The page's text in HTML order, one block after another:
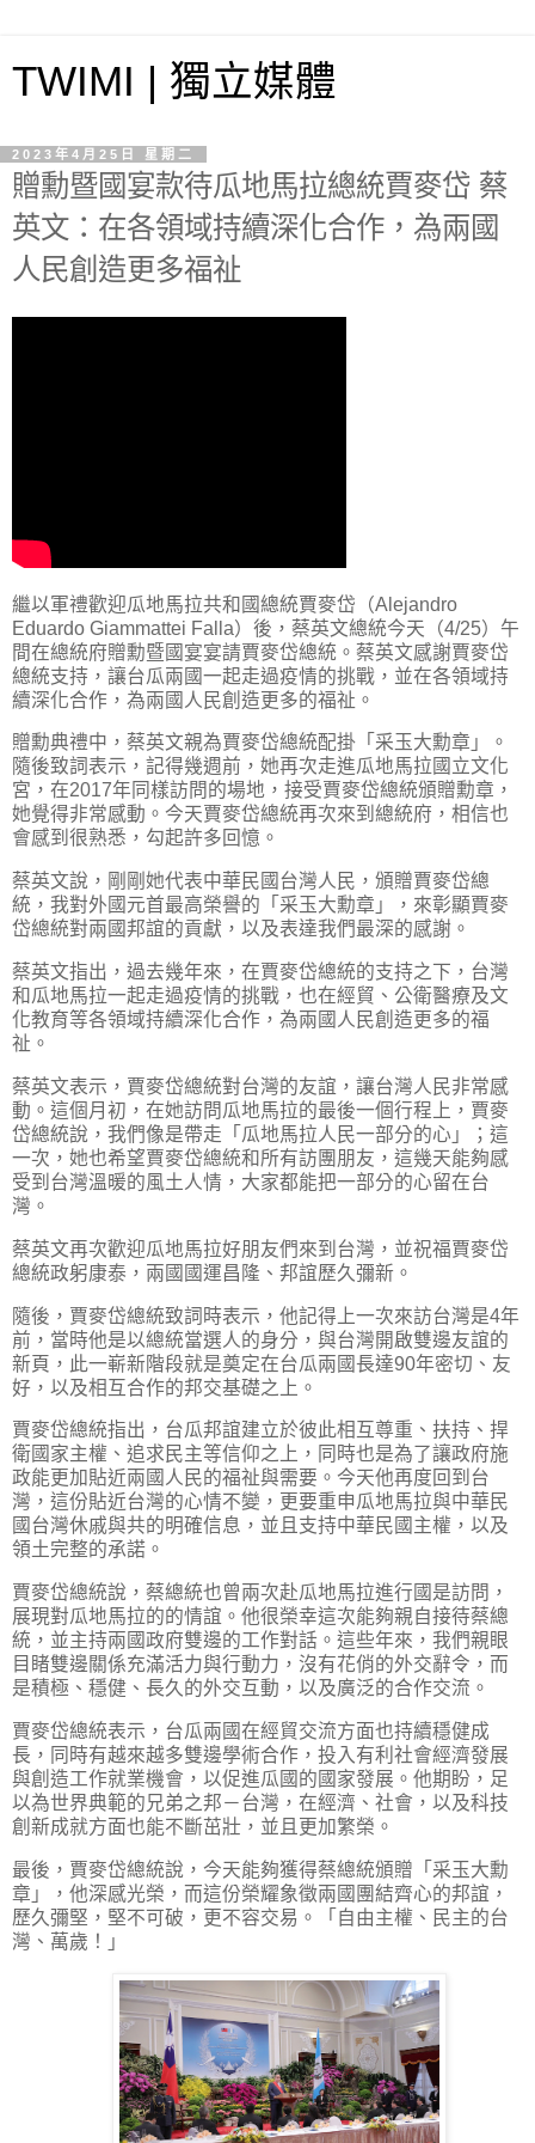
TWIMI | 獨立媒體
2023年4月25日 星期二
贈勳暨國宴款待瓜地馬拉總統賈麥岱 蔡
英文：在各領域持續深化合作，為兩國
人民創造更多福祉
繼以軍禮歡迎瓜地馬拉共和國總統賈麥岱（Alejandro
Eduardo Giammattei Falla）後，蔡英文總統今天（4/25）午
間在總統府贈勳暨國宴宴請賈麥岱總統。蔡英文感謝賈麥岱
總統支持，讓台瓜兩國一起走過疫情的挑戰，並在各領域持
續深化合作，為兩國人民創造更多的福祉。
贈勳典禮中，蔡英文親為賈麥岱總統配掛「采玉大勳章」。
隨後致詞表示，記得幾週前，她再次走進瓜地馬拉國立文化
宮，在2017年同樣訪問的場地，接受賈麥岱總統頒贈勳章，
她覺得非常感動。今天賈麥岱總統再次來到總統府，相信也
會感到很熟悉，勾起許多回憶。
蔡英文說，剛剛她代表中華民國台灣人民，頒贈賈麥岱總
統，我對外國元首最高榮譽的「采玉大勳章」，來彰顯賈麥
岱總統對兩國邦誼的貢獻，以及表達我們最深的感謝。
蔡英文指出，過去幾年來，在賈麥岱總統的支持之下，台灣
和瓜地馬拉一起走過疫情的挑戰，也在經貿、公衛醫療及文
化教育等各領域持續深化合作，為兩國人民創造更多的福
祉。
蔡英文表示，賈麥岱總統對台灣的友誼，讓台灣人民非常感
動。這個月初，在她訪問瓜地馬拉的最後一個行程上，賈麥
岱總統說，我們像是帶走「瓜地馬拉人民一部分的心」；這
一次，她也希望賈麥岱總統和所有訪團朋友，這幾天能夠感
受到台灣溫暖的風土人情，大家都能把一部分的心留在台
灣。
蔡英文再次歡迎瓜地馬拉好朋友們來到台灣，並祝福賈麥岱
總統政躬康泰，兩國國運昌隆、邦誼歷久彌新。
隨後，賈麥岱總統致詞時表示，他記得上一次來訪台灣是4年
前，當時他是以總統當選人的身分，與台灣開啟雙邊友誼的
新頁，此一嶄新階段就是奠定在台瓜兩國長達90年密切、友
好，以及相互合作的邦交基礎之上。
賈麥岱總統指出，台瓜邦誼建立於彼此相互尊重、扶持、捍
衛國家主權、追求民主等信仰之上，同時也是為了讓政府施
政能更加貼近兩國人民的福祉與需要。今天他再度回到台
灣，這份貼近台灣的心情不變，更要重申瓜地馬拉與中華民
國台灣休戚與共的明確信息，並且支持中華民國主權，以及
領土完整的承諾。
賈麥岱總統說，蔡總統也曾兩次赴瓜地馬拉進行國是訪問，
展現對瓜地馬拉的的情誼。他很榮幸這次能夠親自接待蔡總
統，並主持兩國政府雙邊的工作對話。這些年來，我們親眼
目睹雙邊關係充滿活力與行動力，沒有花俏的外交辭令，而
是積極、穩健、長久的外交互動，以及廣泛的合作交流。
賈麥岱總統表示，台瓜兩國在經貿交流方面也持續穩健成
長，同時有越來越多雙邊學術合作，投入有利社會經濟發展
與創造工作就業機會，以促進瓜國的國家發展。他期盼，足
以為世界典範的兄弟之邦－台灣，在經濟、社會，以及科技
創新成就方面也能不斷茁壯，並且更加繁榮。
最後，賈麥岱總統說，今天能夠獲得蔡總統頒贈「采玉大勳
章」，他深感光榮，而這份榮耀象徵兩國團結齊心的邦誼，
歷久彌堅，堅不可破，更不容交易。「自由主權、民主的台
灣、萬歲！」